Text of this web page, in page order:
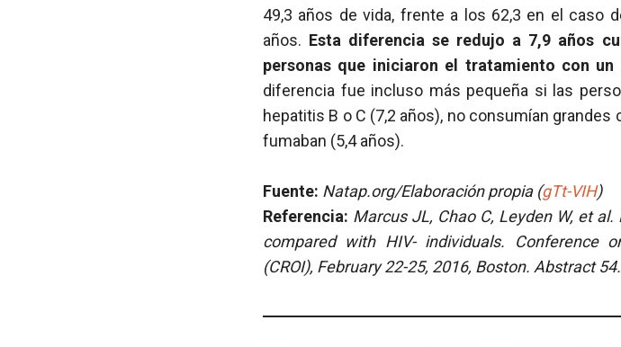
49,3 años de vida, frente a los 62,3 en el caso
años. Esta diferencia se redujo a 7,9 años
personas que iniciaron el tratamiento con
diferencia fue incluso más pequeña si las
hepatitis B o C (7,2 años), no consumían
fumaban (5,4 años).
Fuente: Natap.org/Elaboración propia (gTt-VIH)
Referencia: Marcus JL, Chao C, Leyden W, et al.
compared with HIV- individuals. Conference
(CROI), February 22-25, 2016, Boston. Abstract 54.